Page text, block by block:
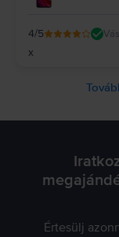
4/5
x
Értesülj